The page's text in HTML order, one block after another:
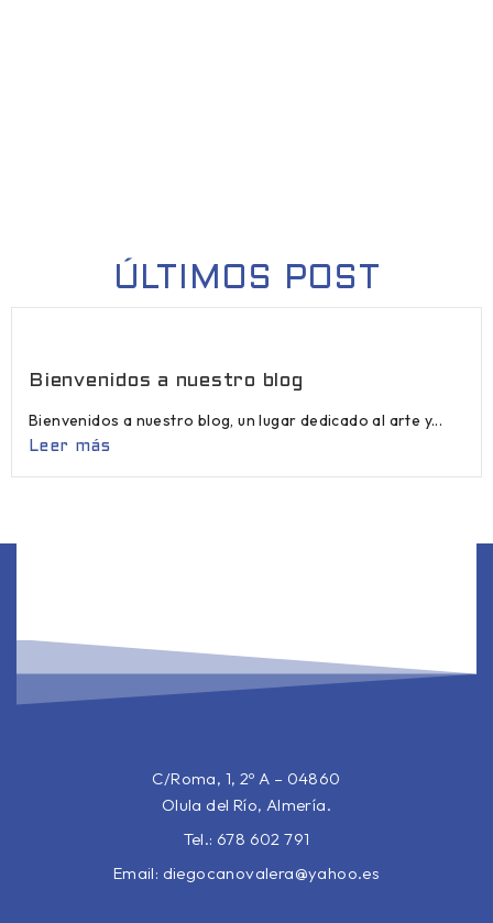
ÚLTIMOS POST
Bienvenidos a nuestro blog
Bienvenidos a nuestro blog, un lugar dedicado al arte y...
Leer más
C/Roma, 1, 2º A – 04860
Olula del Río, Almería.
Tel.: 678 602 791
Email: diegocanovalera@yahoo.es